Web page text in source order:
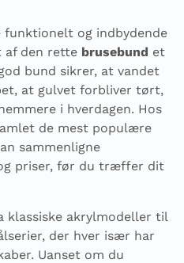
og indbydende
af den rette brusebund et
bund sikrer, at vandet
at gulvet forbliver tørt,
i hverdagen. Hos
de mest populære
sammenligne
priser, før du træffer dit
klassiske akrylmodeller til
der hver især har
Uanset om du